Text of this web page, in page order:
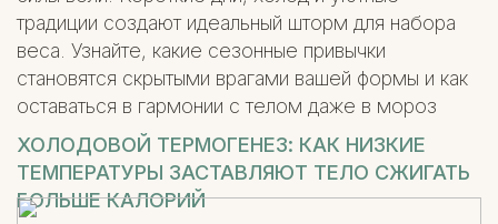
традиции создают идеальный шторм для набора
веса. Узнайте, какие сезонные привычки
становятся скрытыми врагами вашей формы и как
оставаться в гармонии с телом даже в мороз
ХОЛОДОВОЙ ТЕРМОГЕНЕЗ: КАК НИЗКИЕ
ТЕМПЕРАТУРЫ ЗАСТАВЛЯЮТ ТЕЛО СЖИГАТЬ
БОЛЬШЕ КАЛОРИЙ